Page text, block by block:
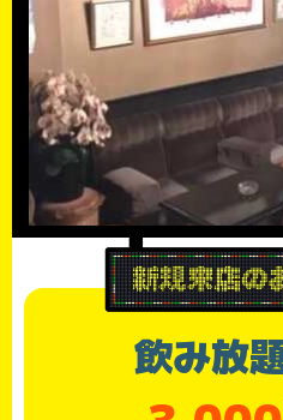
飲み放